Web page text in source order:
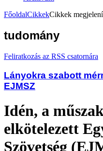
FőoldalCikkekCikkek
tudomány
Feliratkozás az RSS csatornára
Lányokra szabott
EJMSZ
Idén, a
elkötelezett
Szövetség